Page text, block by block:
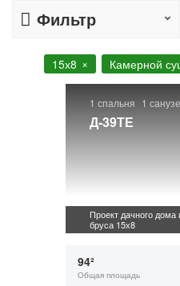
Фильтр
15х8 Камерной
1 спальня 1
Д-39ТЕ
Проект дачного
бруса 15х8
94²
Общая площадь